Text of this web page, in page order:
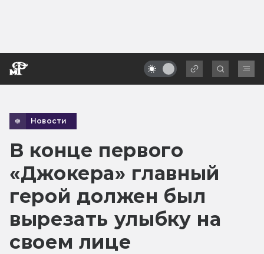
Новости
В конце первого
«Джокера» главный
герой должен был
вырезать улыбку на
своем лице